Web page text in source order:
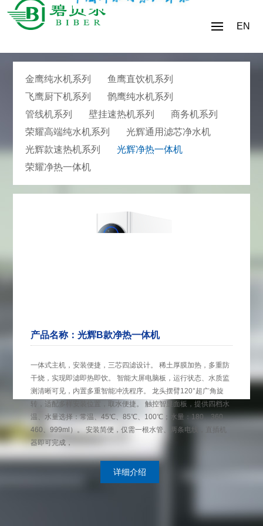
EN
金鹰纯水机系列
鱼鹰直饮机系列
飞鹰厨下机系列
鹘鹰纯水机系列
管线机系列
壁挂速热机系列
商务机系列
荣耀高端纯水机系列
光辉通用滤芯净水机
光辉款速热机系列
光辉净热一体机
荣耀净热一体机
产品名称：光辉B款净热一体机
一体式主机，安装便捷，三芯四滤设计。 稀土厚膜加热，多重防
干烧，实现即滤即热即饮。 智能大屏电脑板，运行状态、水质监
测清晰可见，内置多重智能冲洗程序。 龙头摆臂120°超广角旋
转，适配多样安装位置，取水便捷。 触控智显面板，提供四档水
温、水量选择：常温、45℃、85℃、100℃；水量：180、360、
460、999ml）。 安装简便，仅需一根水管、两条电线，直插机
器即可完成，
详细介绍